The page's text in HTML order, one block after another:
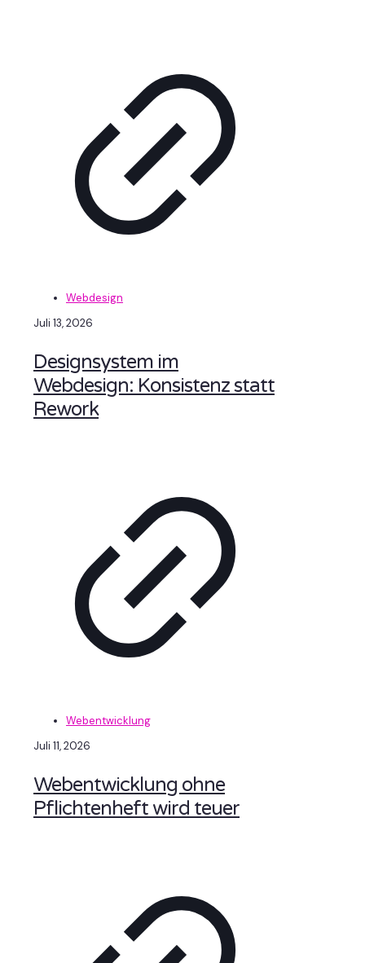
Webdesign
Juli 13, 2026
Designsystem im
Webdesign: Konsistenz statt
Rework
Webentwicklung
Juli 11, 2026
Webentwicklung ohne
Pflichtenheft wird teuer